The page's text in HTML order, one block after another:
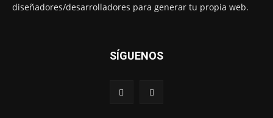
diseñadores/desarrolladores para generar tu propia web.
SÍGUENOS